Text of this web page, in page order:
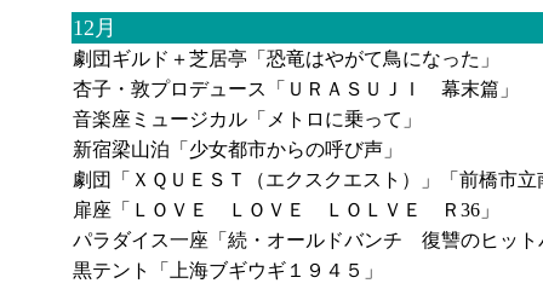
12月
劇団ギルド＋芝居亭「恐竜はやがて鳥になった」
杏子・敦プロデュース「ＵＲＡＳＵＪＩ 幕末篇」
音楽座ミュージカル「メトロに乗って」
新宿梁山泊「少女都市からの呼び声」
劇団「ＸＱＵＥＳＴ（エクスクエスト）」「前橋市
扉座「ＬＯＶＥ ＬＯＶＥ ＬＯＬＶＥ Ｒ36」
パラダイス一座「続・オールドバンチ 復讐のヒット
黒テント「上海ブギウギ１９４５」